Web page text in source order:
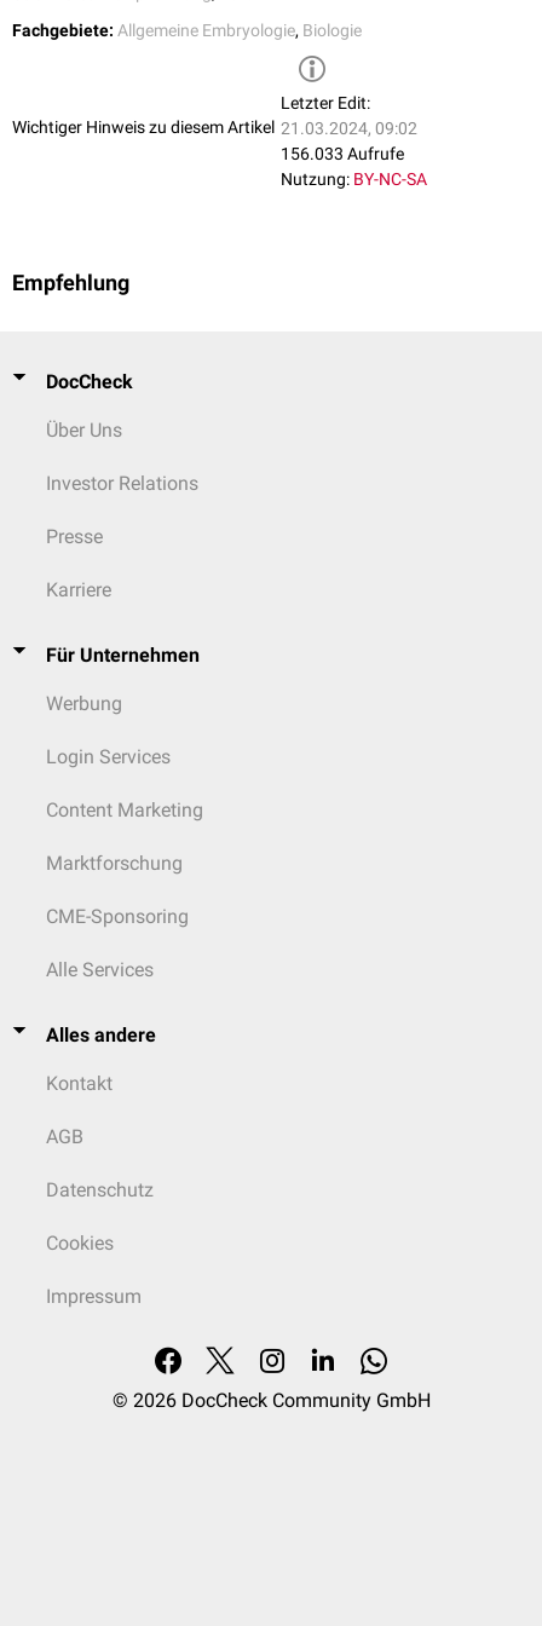
Fachgebiete: Allgemeine Embryologie, Biologie
Wichtiger Hinweis zu diesem Artikel
Letzter Edit:
21.03.2024, 09:02
156.033 Aufrufe
Nutzung: BY-NC-SA
Empfehlung
DocCheck
Über Uns
Investor Relations
Presse
Karriere
Für Unternehmen
Werbung
Login Services
Content Marketing
Marktforschung
CME-Sponsoring
Alle Services
Alles andere
Kontakt
AGB
Datenschutz
Cookies
Impressum
© 2026 DocCheck Community GmbH